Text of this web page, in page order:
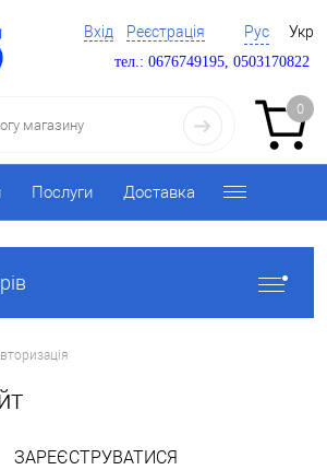
Вхід Реєстрація Рус Укр
тел.: 0676749195, 0503170822
0
Послуги Доставка
ЗАРЕЄСТРУВАТИСЯ